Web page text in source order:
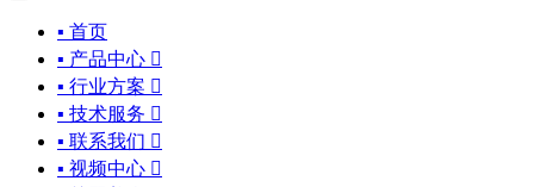
▪ 首页
▪ 产品中心 
▪ 行业方案 
▪ 技术服务 
▪ 联系我们 
▪ 视频中心 